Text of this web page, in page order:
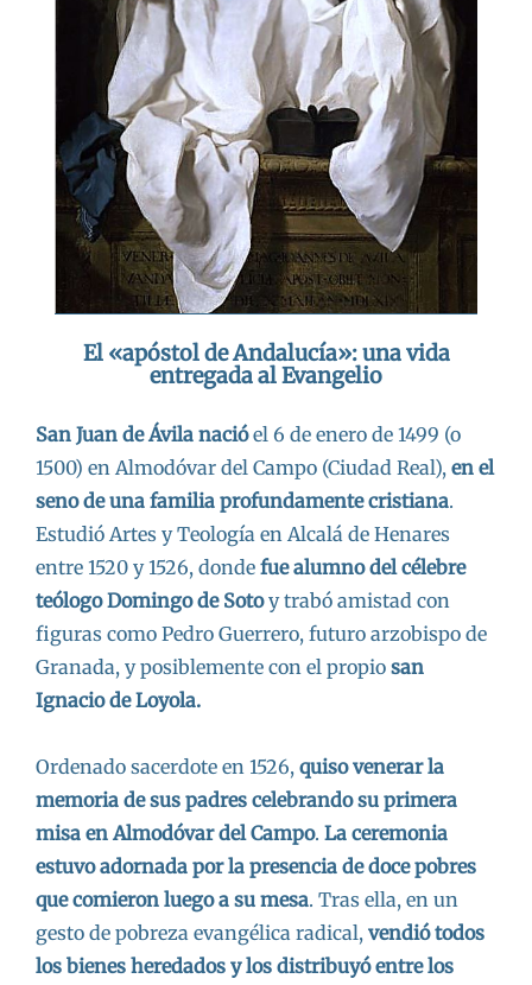
El «apóstol de Andalucía»: una vida
entregada al Evangelio
San Juan de Ávila nacióel 6 de enero de 1499 (o
1500) en Almodóvar del Campo (Ciudad Real), en el
seno de una familia profundamente cristiana.
Estudió Artes y Teología en Alcalá de Henares
entre 1520 y 1526, donde fue alumno del célebre
teólogo Domingo de Sotoy trabó amistad con
figuras como Pedro Guerrero, futuro arzobispo de
Granada, y posiblemente con el propio san
Ignacio de Loyola.
Ordenado sacerdote en 1526, quiso venerar la
memoria de sus padres celebrando su primera
misa en Almodóvar del Campo. La ceremonia
estuvo adornada por la presencia de doce pobres
que comieron luego a su mesa. Tras ella, en un
gesto de pobreza evangélica radical, vendió todos
los bienes heredados y los distribuyó entre los